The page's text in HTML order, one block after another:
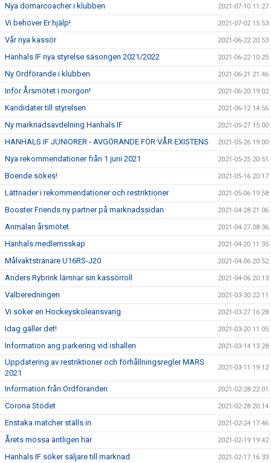
Nya domarcoacher i klubben 2021-07-10 11:27
Vi behöver Er hjälp! 2021-07-02 15:53
Vår nya kassör 2021-06-22 20:53
Hanhals IF nya styrelse säsongen 2021/2022 2021-06-22 10:25
Ny Ordförande i klubben 2021-06-21 21:46
Inför Årsmötet i morgon! 2021-06-20 19:02
Kandidater till styrelsen 2021-06-12 14:56
Ny marknadsavdelning Hanhals IF 2021-05-27 15:00
HANHALS IF JUNIORER - AVGÖRANDE FÖR VÅR EXISTENS 2021-05-26 19:00
Nya rekommendationer från 1 juni 2021 2021-05-25 20:51
Boende sökes! 2021-05-16 20:17
Lättnader i rekommendationer och restriktioner 2021-05-06 19:58
Booster Friends ny partner på marknadssidan 2021-04-28 21:06
Anmälan årsmötet 2021-04-27 08:36
Hanhals medlemsskap 2021-04-20 11:35
Målvaktstränare U16RS-J20 2021-04-06 20:52
Anders Rybrink lämnar sin kassörroll 2021-04-06 20:13
Valberedningen 2021-03-30 22:11
Vi söker en Hockeyskoleansvarig 2021-03-27 16:28
Idag gäller det! 2021-03-20 11:05
Information ang parkering vid ishallen 2021-03-14 13:28
Uppdatering av restriktioner och förhållningsregler MARS
2021
2021-03-11 19:12
Information från Ordföranden 2021-02-28 22:01
Corona Stödet 2021-02-28 20:14
Enstaka matcher ställs in 2021-02-24 17:46
Årets mössa äntligen här 2021-02-19 19:42
Hanhals IF söker säljare till marknad 2021-02-17 16:33